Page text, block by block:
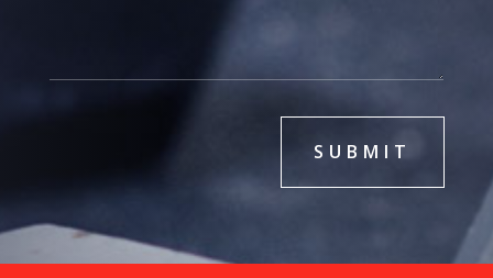
SUBMIT